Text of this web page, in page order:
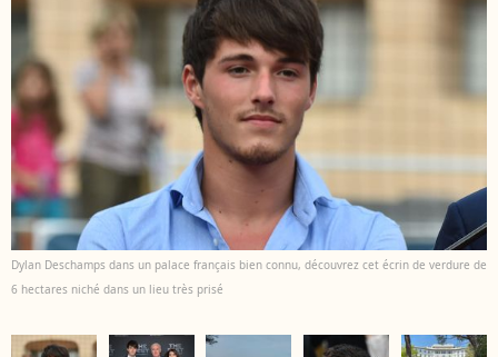
Dylan Deschamps dans un palace français bien connu, découvrez cet écrin de verdure de
6 hectares niché dans un lieu très prisé